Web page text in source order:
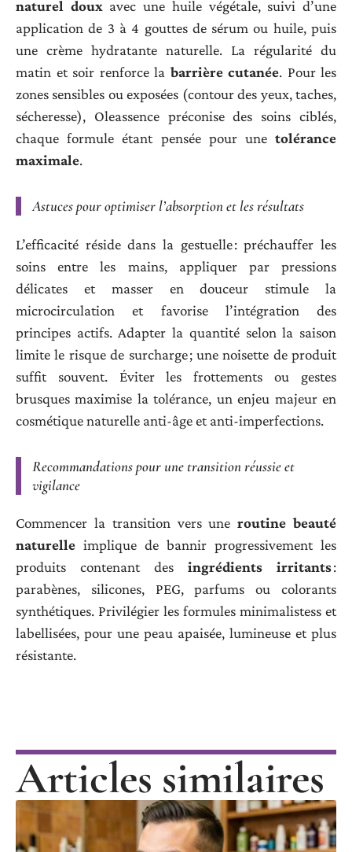
naturel douxavec une huile végétale, suivi d’une
application de 3 à 4 gouttes de sérum ou huile, puis
une crème hydratante naturelle. La régularité du
matin et soir renforce la barrière cutanée. Pour les
zones sensibles ou exposées (contour des yeux, taches,
sécheresse), Oleassence préconise des soins ciblés,
chaque formule étant pensée pour une tolérance
maximale.
Astuces pour optimiser l’absorption et les résultats
L’efficacité réside dans la gestuelle : préchauffer les
soins entre les mains, appliquer par pressions
délicates et masser en douceur stimule la
microcirculation et favorise l’intégration des
principes actifs. Adapter la quantité selon la saison
limite le risque de surcharge ; une noisette de produit
suffit souvent. Éviter les frottements ou gestes
brusques maximise la tolérance, un enjeu majeur en
cosmétique naturelle anti-âge et anti-imperfections.
Recommandations pour une transition réussie et
vigilance
Commencer la transition vers uneroutine beauté
naturelle implique de bannir progressivement les
produits contenant des ingrédients irritants:
parabènes, silicones, PEG, parfums ou colorants
synthétiques. Privilégier les formules minimalistess et
labellisées, pour une peau apaisée, lumineuse et plus
résistante.
Articles similaires